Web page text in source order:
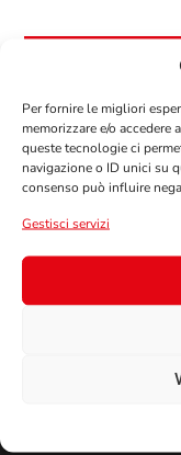
Per fornire le migliori
memorizzare e/o
queste tecnologie ci
navigazione o ID unici su
consenso può influire
Gestisci servizi
OTTIENI IL
SUL TUO
Iscriviti alla nostra